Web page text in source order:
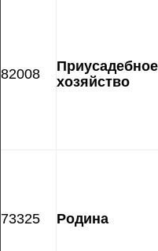
82008
Приусадебное
хозяйство
73325 Родина